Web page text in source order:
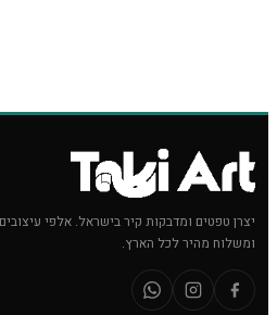
יצרן טפטים ומדבקות קיר בישראל. אלפי
ומשלוח מהיר לכל הארץ.